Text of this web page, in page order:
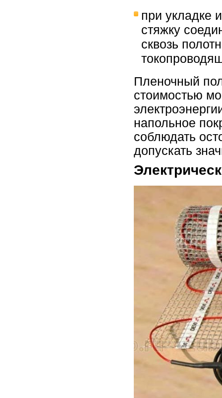
при укладке
стяжку
сквозь
Пленочный
стоимостью
напольное
соблюдать
допускать